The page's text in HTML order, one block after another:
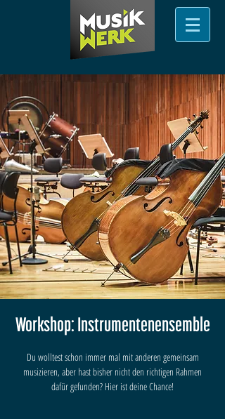
Workshop: Instrumentenensemble
Du wolltest schon immer mal mit anderen gemeinsam
musizieren, aber hast bisher nicht den richtigen Rahmen
dafür gefunden? Hier ist deine Chance!